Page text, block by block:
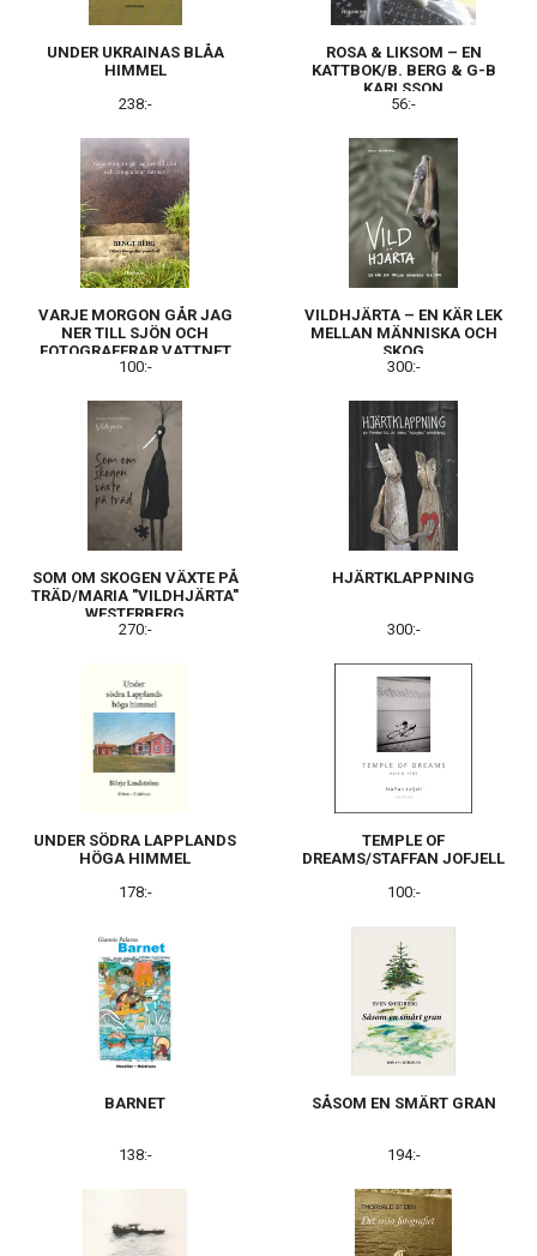
UNDER UKRAINAS BLÅA
HIMMEL
238:-
ROSA & LIKSOM – EN
KATTBOK/B. BERG & G-B
KARLSSON
56:-
VARJE MORGON GÅR JAG
NER TILL SJÖN OCH
FOTOGRAFERAR VATTNET
100:-
VILDHJÄRTA – EN KÄR LEK
MELLAN MÄNNISKA OCH
SKOG
300:-
SOM OM SKOGEN VÄXTE PÅ
TRÄD/MARIA "VILDHJÄRTA"
WESTERBERG
270:-
HJÄRTKLAPPNING
300:-
UNDER SÖDRA LAPPLANDS
HÖGA HIMMEL
178:-
TEMPLE OF
DREAMS/STAFFAN JOFJELL
100:-
BARNET
138:-
SÅSOM EN SMÄRT GRAN
194:-